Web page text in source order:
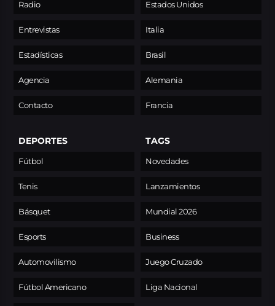
Radio
Entrevistas
Estadísticas
Agencia
Contacto
Estados Unidos
Italia
Brasil
Alemania
Francia
DEPORTES
Fútbol
Tenis
Básquet
Esports
Automovilismo
Fútbol Americano
TAGS
Novedades
Lanzamientos
Mundial 2026
Business
Juego Cruzado
Liga Nacional